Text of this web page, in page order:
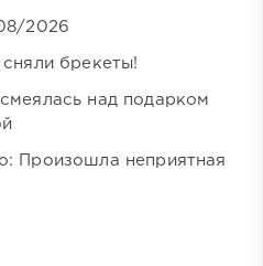
2026
брекеты!
над подарком
Произошла неприятная